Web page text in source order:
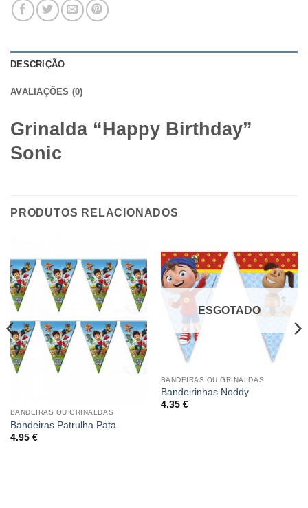
DESCRIÇÃO
AVALIAÇÕES (0)
Grinalda “Happy Birthday”
Sonic
PRODUTOS RELACIONADOS
BANDEIRAS OU GRINALDAS
Bandeiras Patrulha Pata
4.95 €
ESGOTADO
BANDEIRAS OU GRINALDAS
Bandeirinhas Noddy
4.35 €